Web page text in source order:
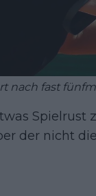
nach fast
Spielrust
der nicht